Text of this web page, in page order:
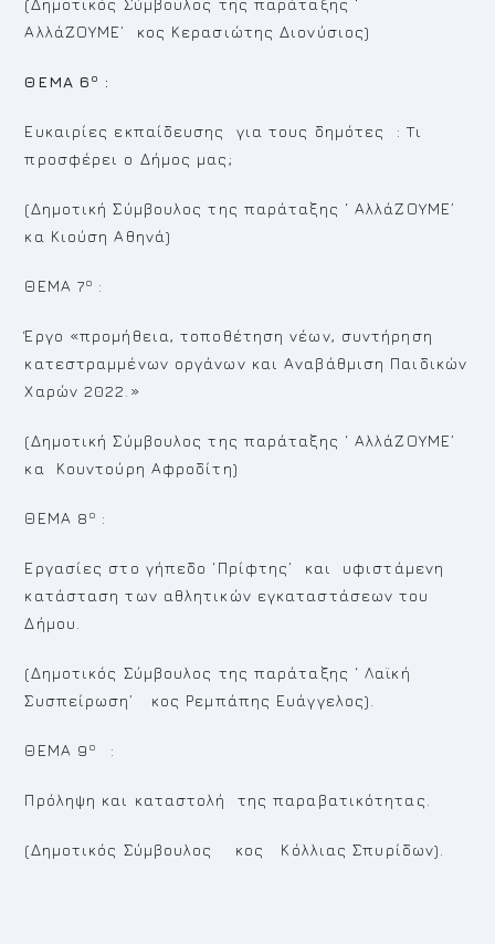
(Δημοτικός Σύμβουλος της παράταξης ‘
ΑλλάΖΟΥΜΕ’ κος Κερασιώτης Διονύσιος)
ΘΕΜΑ 6 ο :
Ευκαιρίες εκπαίδευσης για τους δημότες : Tι
προσφέρει ο Δήμος μας;
(Δημοτική Σύμβουλος της παράταξης ‘ ΑλλάΖΟΥΜΕ’
κα Κιούση Αθηνά)
ΘΕΜΑ 7ο :
Έργο «προμήθεια, τοποθέτηση νέων, συντήρηση
κατεστραμμένων οργάνων και Αναβάθμιση Παιδικών
Χαρών 2022.»
(Δημοτική Σύμβουλος της παράταξης ‘ ΑλλάΖΟΥΜΕ’
κα Κουντούρη Αφροδίτη)
ΘΕΜΑ 8 ο :
Εργασίες στο γήπεδο ‘Πρίφτης’ και υφιστάμενη
κατάσταση των αθλητικών εγκαταστάσεων του
Δήμου.
(Δημοτικός Σύμβουλος της παράταξης ‘ Λαϊκή
Συσπείρωση’ κος Ρεμπάπης Ευάγγελος).
ΘΕΜΑ 9 ο :
Πρόληψη και καταστολή της παραβατικότητας.
(Δημοτικός Σύμβουλος κος Κόλλιας Σπυρίδων).